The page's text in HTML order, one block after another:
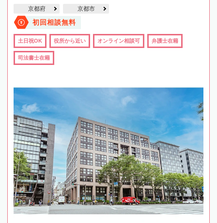
京都府 京都市
初回相談無料
土日祝OK 役所から近い オンライン相談可 弁護士在籍
司法書士在籍